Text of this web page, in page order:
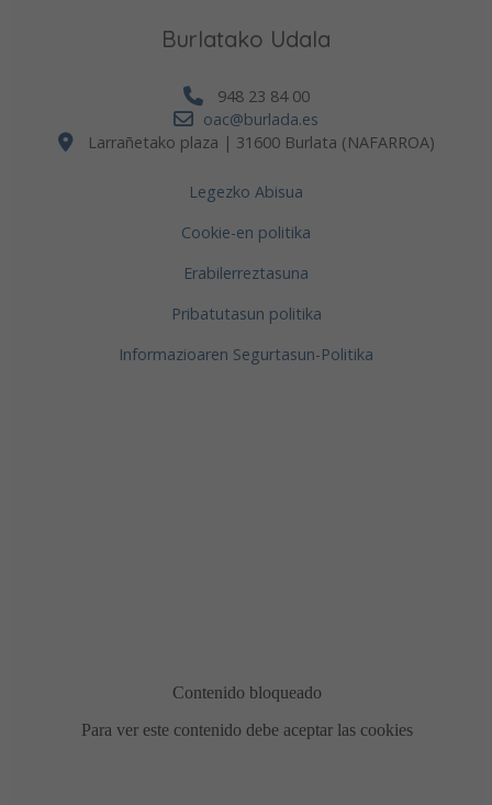
Burlatako Udala
948 23 84 00
oac@burlada.es
Larrañetako plaza | 31600 Burlata (NAFARROA)
Legezko Abisua
Cookie-en politika
Erabilerreztasuna
Pribatutasun politika
Informazioaren Segurtasun-Politika